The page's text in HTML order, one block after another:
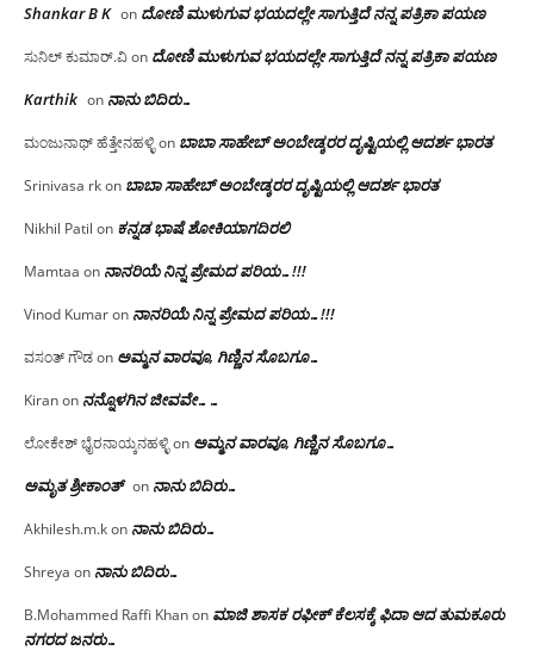
Shankar B K on ದೋಣಿ ಮುಳುಗುವ ಭಯದಲ್ಲೇ ಸಾಗುತ್ತಿದೆ ನನ್ನ ಪತ್ರಿಕಾ ಪಯಣ
ಸುನಿಲ್ ಕುಮಾರ್.ವಿon ದೋಣಿ ಮುಳುಗುವ ಭಯದಲ್ಲೇ ಸಾಗುತ್ತಿದೆ ನನ್ನ ಪತ್ರಿಕಾ ಪಯಣ
Karthik on ನಾನು ಬಿದಿರು…
ಮಂಜುನಾಥ್ ಹೆತ್ತೇನಹಳ್ಳಿon ಬಾಬಾ ಸಾಹೇಬ್ ಅಂಬೇಡ್ಕರರ ದೃಷ್ಟಿಯಲ್ಲಿ ಆದರ್ಶ ಭಾರತ
Srinivasa rkon ಬಾಬಾ ಸಾಹೇಬ್ ಅಂಬೇಡ್ಕರರ ದೃಷ್ಟಿಯಲ್ಲಿ ಆದರ್ಶ ಭಾರತ
Nikhil Patil on ಕನ್ನಡ ಭಾಷೆ ಶೋಕಿಯಾಗದಿರಲಿ
Mamtaa on ನಾನರಿಯೆ ನಿನ್ನ ಪ್ರೇಮದ ಪರಿಯ…!!!
Vinod Kumaron ನಾನರಿಯೆ ನಿನ್ನ ಪ್ರೇಮದ ಪರಿಯ…!!!
ವಸಂತ್ ಗೌಡon ಅಮ್ಮನ ವಾರವೂ, ಗಿಣ್ಣಿನ ಸೊಬಗೂ…
Kiranon ನನ್ನೊಳಗಿನ ಜೀವವೇ……
ಲೋಕೇಶ್ ಭೈರನಾಯ್ಕನಹಳ್ಳಿon ಅಮ್ಮನ ವಾರವೂ, ಗಿಣ್ಣಿನ ಸೊಬಗೂ…
ಅಮೃತ ಶ್ರೀಕಾಂತ್ on ನಾನು ಬಿದಿರು…
Akhilesh.m.kon ನಾನು ಬಿದಿರು…
Shreya on ನಾನು ಬಿದಿರು…
B.Mohammed Raffi Khanon ಮಾಜಿ ಶಾಸಕ ರಫೀಕ್ ಕೆಲಸಕ್ಕೆ ಫಿದಾ ಆದ ತುಮಕೂರು
ನಗರದ ಜನರು…